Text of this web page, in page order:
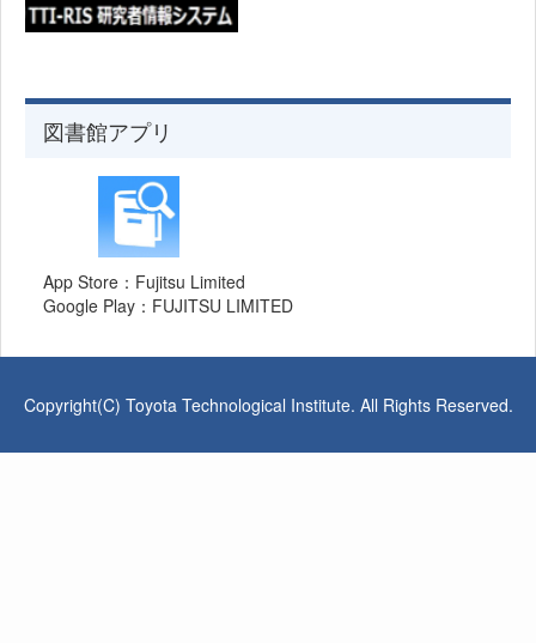
図書館アプリ
App Store：Fujitsu Limited
Google Play：FUJITSU LIMITED
Copyright(C) Toyota Technological Institute. All Rights Reserved.